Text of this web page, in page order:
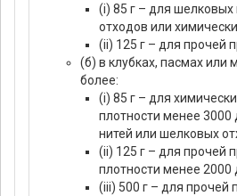
(i) 85 г – для
отходов или
(ii) 125 г – для прочей
(б) в клубках, пасмах или
более:
(i) 85 г – для
плотности менее 3000
нитей или шелковых
(ii) 125 г – для прочей
плотности менее 2000
(iii) 500 г – для прочей